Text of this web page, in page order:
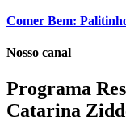
Comer Bem:
Nosso canal
Programa
Catarina